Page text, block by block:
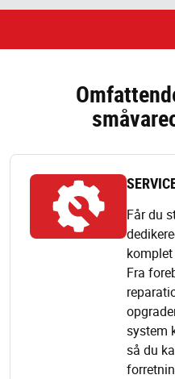
Får du
Fra
system
så du